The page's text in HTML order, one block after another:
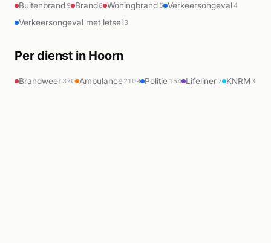
Buitenbrand 9 Brand8 Woningbrand 5 Verkeersongeval4
Verkeersongeval met letsel 3
Per dienst in Hoorn
Brandweer 370 Ambulance2109 Politie 154 Lifeliner 7 KNRM 3